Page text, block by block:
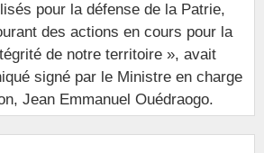
pour la défense de la Patrie,
des actions en cours pour la
de notre territoire », avait
signé par le Ministre en charge
Jean Emmanuel Ouédraogo.